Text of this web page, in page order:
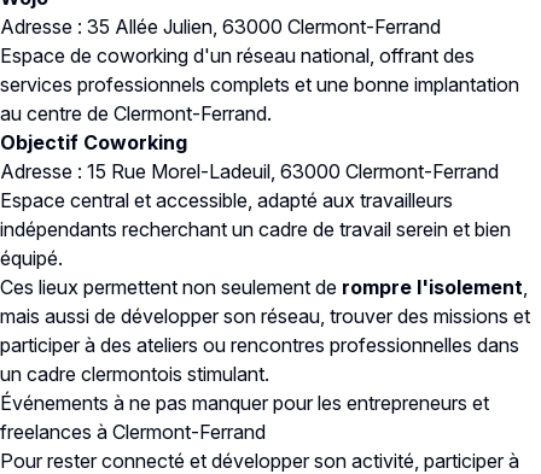
Adresse : 35 Allée Julien, 63000 Clermont-Ferrand
Espace de coworking d'un réseau national, offrant des
services professionnels complets et une bonne implantation
au centre de Clermont-Ferrand.
Objectif Coworking
Adresse : 15 Rue Morel-Ladeuil, 63000 Clermont-Ferrand
Espace central et accessible, adapté aux travailleurs
indépendants recherchant un cadre de travail serein et bien
équipé.
Ces lieux permettent non seulement de rompre l'isolement
mais aussi de développer son réseau, trouver des missions et
participer à des ateliers ou rencontres professionnelles dans
un cadre clermontois stimulant.
Événements à ne pas manquer pour les entrepreneurs et
freelances à Clermont-Ferrand
Pour rester connecté et développer son activité, participer à